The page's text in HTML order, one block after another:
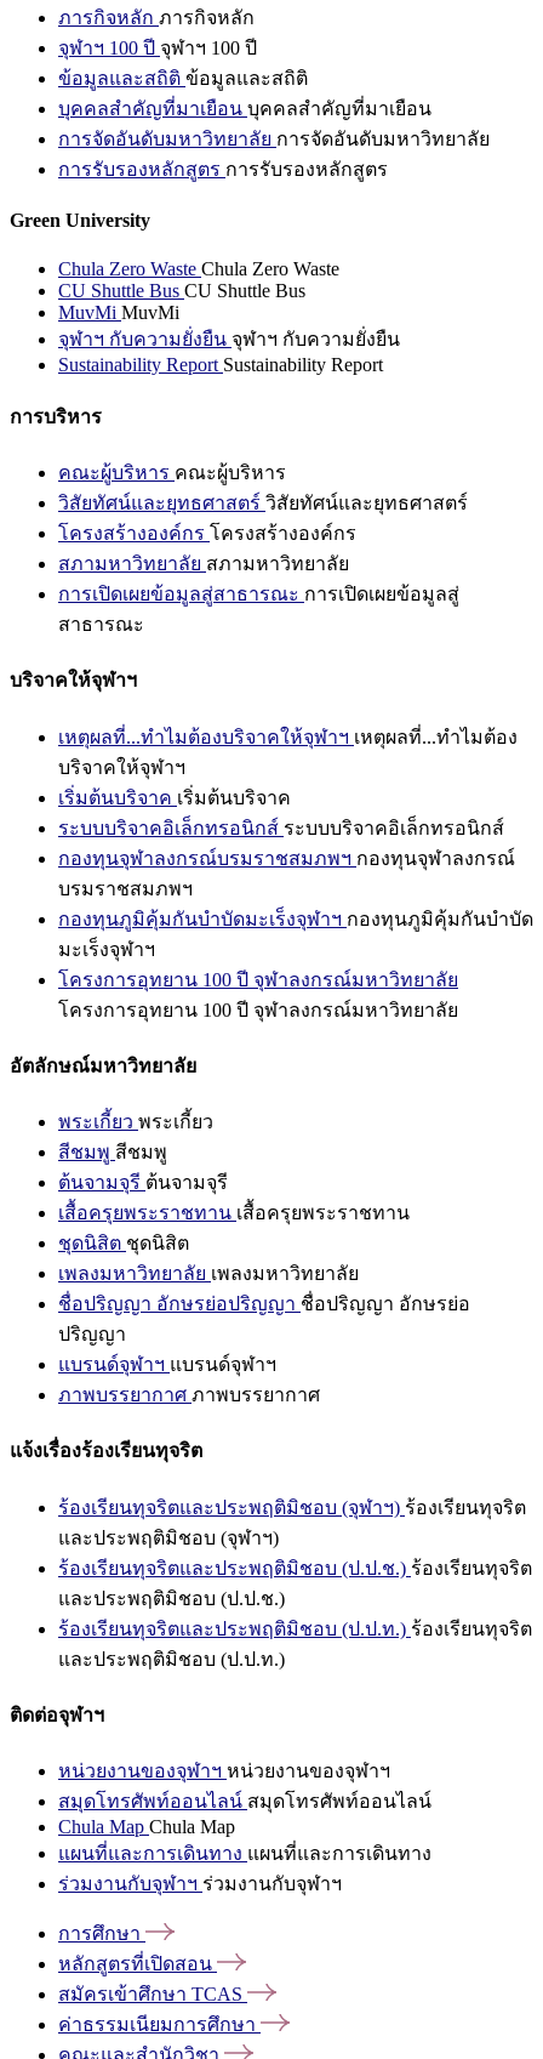
ภารกิจหลัก ภารกิจหลัก
จุฬาฯ 100 ปี จุฬาฯ 100 ปี
ข้อมูลและสถิติ ข้อมูลและสถิติ
บุคคลสำคัญที่มาเยือน บุคคลสำคัญที่มาเยือน
การจัดอันดับมหาวิทยาลัย การจัดอันดับมหาวิทยาลัย
การรับรองหลักสูตร การรับรองหลักสูตร
Green University
Chula Zero Waste Chula Zero Waste
CU Shuttle Bus CU Shuttle Bus
MuvMi MuvMi
จุฬาฯ กับความยั่งยืน จุฬาฯ กับความยั่งยืน
Sustainability Report Sustainability Report
การบริหาร
คณะผู้บริหาร คณะผู้บริหาร
วิสัยทัศน์และยุทธศาสตร์ วิสัยทัศน์และยุทธศาสตร์
โครงสร้างองค์กร โครงสร้างองค์กร
สภามหาวิทยาลัย สภามหาวิทยาลัย
การเปิดเผยข้อมูลสู่สาธารณะ การเปิดเผยข้อมูลสู่
สาธารณะ
บริจาคให้จุฬาฯ
เหตุผลที่...ทำไมต้องบริจาคให้จุฬาฯ เหตุผลที่...ทำไมต้อง
บริจาคให้จุฬาฯ
เริ่มต้นบริจาค เริ่มต้นบริจาค
ระบบบริจาคอิเล็กทรอนิกส์ ระบบบริจาคอิเล็กทรอนิกส์
กองทุนจุฬาลงกรณ์บรมราชสมภพฯ กองทุนจุฬาลงกรณ์
บรมราชสมภพฯ
กองทุนภูมิคุ้มกันบำบัดมะเร็งจุฬาฯ กองทุนภูมิคุ้มกันบำบัด
มะเร็งจุฬาฯ
โครงการอุทยาน 100 ปี จุฬาลงกรณ์มหาวิทยาลัย
โครงการอุทยาน 100 ปี จุฬาลงกรณ์มหาวิทยาลัย
อัตลักษณ์มหาวิทยาลัย
พระเกี้ยว พระเกี้ยว
สีชมพู สีชมพู
ต้นจามจุรี ต้นจามจุรี
เสื้อครุยพระราชทาน เสื้อครุยพระราชทาน
ชุดนิสิต ชุดนิสิต
เพลงมหาวิทยาลัย เพลงมหาวิทยาลัย
ชื่อปริญญา อักษรย่อปริญญา ชื่อปริญญา อักษรย่อ
ปริญญา
แบรนด์จุฬาฯ แบรนด์จุฬาฯ
ภาพบรรยากาศ ภาพบรรยากาศ
แจ้งเรื่องร้องเรียนทุจริต
ร้องเรียนทุจริตและประพฤติมิชอบ (จุฬาฯ) ร้องเรียนทุจริต
และประพฤติมิชอบ (จุฬาฯ)
ร้องเรียนทุจริตและประพฤติมิชอบ (ป.ป.ช.) ร้องเรียนทุจริต
และประพฤติมิชอบ (ป.ป.ช.)
ร้องเรียนทุจริตและประพฤติมิชอบ (ป.ป.ท.) ร้องเรียนทุจริต
และประพฤติมิชอบ (ป.ป.ท.)
ติดต่อจุฬาฯ
หน่วยงานของจุฬาฯ หน่วยงานของจุฬาฯ
สมุดโทรศัพท์ออนไลน์ สมุดโทรศัพท์ออนไลน์
Chula Map Chula Map
แผนที่และการเดินทาง แผนที่และการเดินทาง
ร่วมงานกับจุฬาฯ ร่วมงานกับจุฬาฯ
การศึกษา
หลักสูตรที่เปิดสอน
สมัครเข้าศึกษา TCAS
ค่าธรรมเนียมการศึกษา